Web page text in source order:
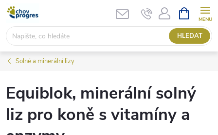
Přejít
obsah
HLEDAT
NÁKUPNÍ
KOŠÍK
Solné a minerální lizy
Equiblok, minerální solný
liz pro koně s vitamíny a